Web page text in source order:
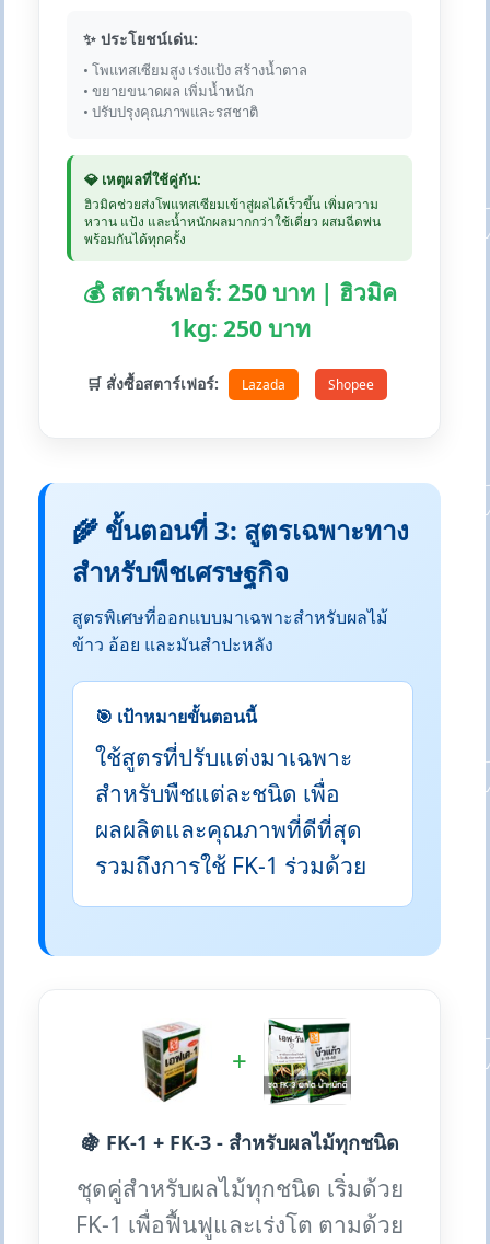
✨ ประโยชน์เด่น:
• โพแทสเซียมสูง เร่งแป้ง สร้างน้ำตาล
• ขยายขนาดผล เพิ่มน้ำหนัก
• ปรับปรุงคุณภาพและรสชาติ
💎 เหตุผลที่ใช้คู่กัน:
ฮิวมิคช่วยส่งโพแทสเซียมเข้าสู่ผลได้เร็วขึ้น เพิ่มความ
หวาน แป้ง และน้ำหนักผลมากกว่าใช้เดี่ยว ผสมฉีดพ่น
พร้อมกันได้ทุกครั้ง
💰 สตาร์เฟอร์: 250 บาท | ฮิวมิค
1kg: 250 บาท
🛒 สั่งซื้อสตาร์เฟอร์: Lazada Shopee
🌾 ขั้นตอนที่ 3: สูตรเฉพาะทาง
สำหรับพืชเศรษฐกิจ
สูตรพิเศษที่ออกแบบมาเฉพาะสำหรับผลไม้
ข้าว อ้อย และมันสำปะหลัง
🎯 เป้าหมายขั้นตอนนี้
ใช้สูตรที่ปรับแต่งมาเฉพาะ
สำหรับพืชแต่ละชนิด เพื่อ
ผลผลิตและคุณภาพที่ดีที่สุด
รวมถึงการใช้ FK-1 ร่วมด้วย
+
🍇 FK-1 + FK-3 - สำหรับผลไม้ทุกชนิด
ชุดคู่สำหรับผลไม้ทุกชนิด เริ่มด้วย
FK-1 เพื่อฟื้นฟูและเร่งโต ตามด้วย